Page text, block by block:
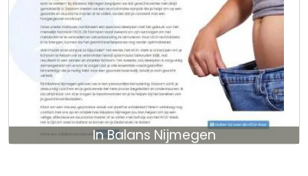
In Balans Nijmegen